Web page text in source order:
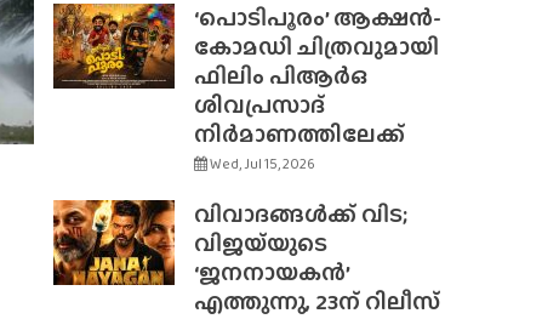
‘പൊടിപൂരം’ ആക്ഷൻ-
കോമഡി ചിത്രവുമായി
ഫിലിം പിആർഒ
ശിവപ്രസാദ്
നിർമാണത്തിലേക്ക്
Wed, Jul 15, 2026
വിവാദങ്ങൾക്ക് വിട;
വിജയ്‌യുടെ
‘ജനനായകൻ’
എത്തുന്നു, 23ന് റിലീസ്